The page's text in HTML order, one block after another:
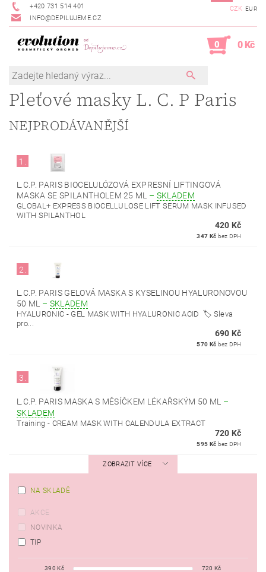
+420 731 514 401
INFO@DEPILUJEME.CZ
CZK EUR
0 0 Kč
Pleťové masky L. C. P Paris
NEJPRODÁVANĚJŠÍ
1.
L.C.P. PARIS BIOCELULÓZOVÁ EXPRESNÍ LIFTINGOVÁ
MASKA SE SPILANTHOLEM 25 ML – SKLADEM
GLOBAL+ EXPRESS BIOCELLULOSE LIFT SERUM MASK INFUSED
WITH SPILANTHOL
420 Kč
347 Kč bez DPH
2.
L.C.P. PARIS GELOVÁ MASKA S KYSELINOU HYALURONOVOU
50 ML – SKLADEM
HYALURONIC - GEL MASK WITH HYALURONIC ACID 🏷️ Sleva
pro...
690 Kč
570 Kč bez DPH
3.
L.C.P. PARIS MASKA S MĚSÍČKEM LÉKAŘSKÝM 50 ML –
SKLADEM
Training - CREAM MASK WITH CALENDULA EXTRACT
720 Kč
595 Kč bez DPH
ZOBRAZIT VÍCE
NA SKLADĚ
AKCE
NOVINKA
TIP
390 Kč 720 Kč